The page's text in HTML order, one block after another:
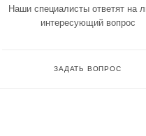
Наши специалисты ответят на
интересующий вопрос
ЗАДАТЬ ВОПРОС